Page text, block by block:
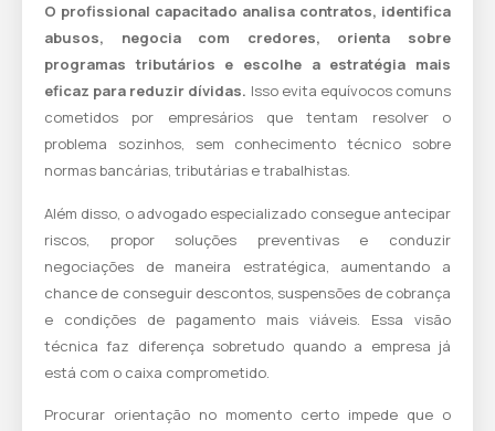
O profissional capacitado analisa contratos, identifica
abusos, negocia com credores, orienta sobre
programas tributários e escolhe a estratégia mais
eficaz para reduzir dívidas. Isso evita equívocos comuns
cometidos por empresários que tentam resolver o
problema sozinhos, sem conhecimento técnico sobre
normas bancárias, tributárias e trabalhistas.
Além disso, o advogado especializado consegue antecipar
riscos, propor soluções preventivas e conduzir
negociações de maneira estratégica, aumentando a
chance de conseguir descontos, suspensões de cobrança
e condições de pagamento mais viáveis. Essa visão
técnica faz diferença sobretudo quando a empresa já
está com o caixa comprometido.
Procurar orientação no momento certo impede que o